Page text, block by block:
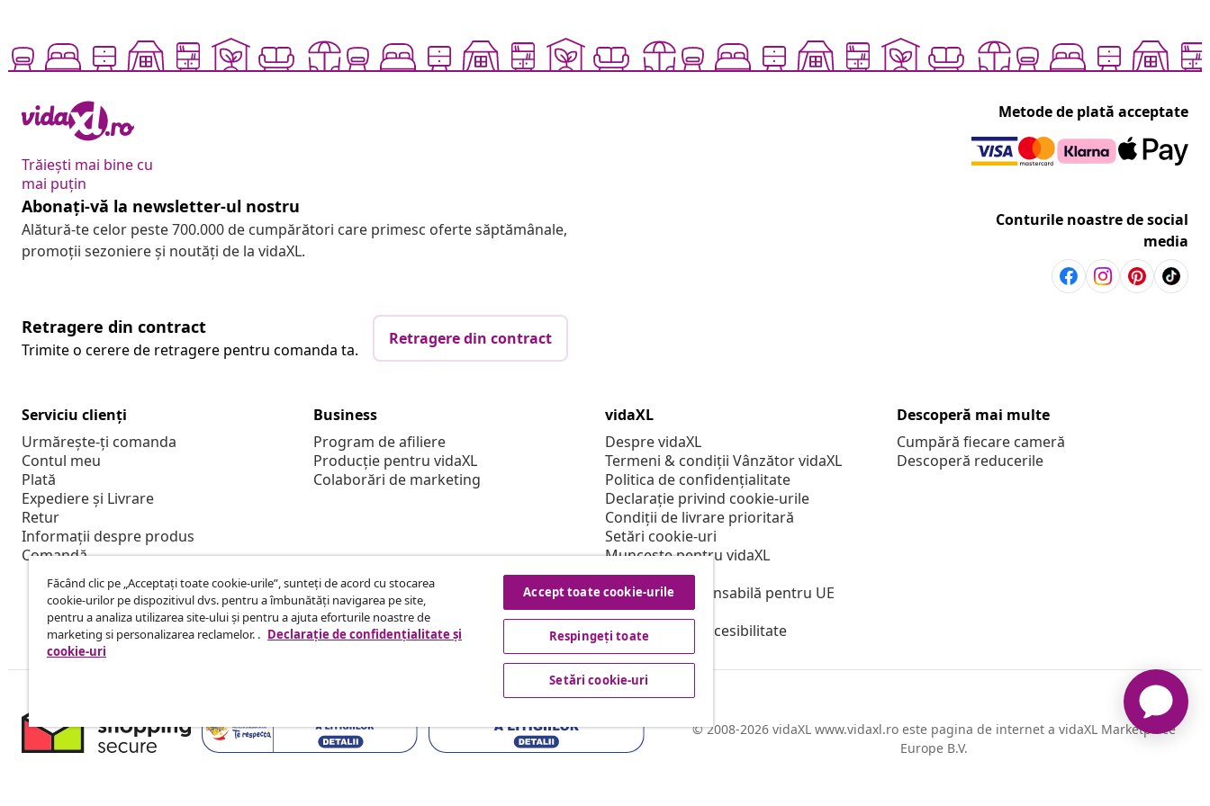
Trăiești mai bine cu
mai puțin
Metode de plată acceptate
Abonați-vă la newsletter-ul nostru
Alătură-te celor peste 700.000 de cumpărători care primesc oferte săptămânale,
promoții sezoniere și noutăți de la vidaXL.
Conturile noastre de social
media
Retragere din contract
Trimite o cerere de retragere pentru comanda ta.
Retragere din contract
Serviciu clienți
Urmărește-ți comanda
Contul meu
Plată
Expediere și Livrare
Retur
Informații despre produs
Comandă
Business
Program de afiliere
Producție pentru vidaXL
Colaborări de marketing
vidaXL
Despre vidaXL
Termeni & condiții Vânzător vidaXL
Politica de confidențialitate
Declarație privind cookie-urile
Condiții de livrare prioritară
Setări cookie-uri
Muncește pentru vidaXL
Securitate
Persoană responsabilă pentru UE
Politica de EPR
Declarație de accesibilitate
Descoperă mai multe
Cumpără fiecare cameră
Descoperă reducerile
© 2008-2026 vidaXL www.vidaxl.ro este pagina de internet a vidaXL Marketplace
Europe B.V.
Făcând clic pe „Acceptați toate cookie-urile”, sunteți de acord cu stocarea
cookie-urilor pe dispozitivul dvs. pentru a îmbunătăți navigarea pe site,
pentru a analiza utilizarea site-ului și pentru a ajuta eforturile noastre de
marketing si personalizarea reclamelor. . Declarație de confidențialitate și
cookie-uri
Accept toate cookie-urile
Respingeți toate
Setări cookie-uri